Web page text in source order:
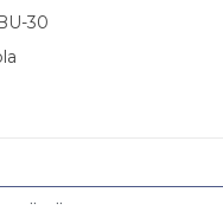
30